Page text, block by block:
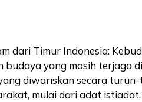
dari Timur Indonesia:
yang masih terjaga
diwariskan secara
mulai dari adat